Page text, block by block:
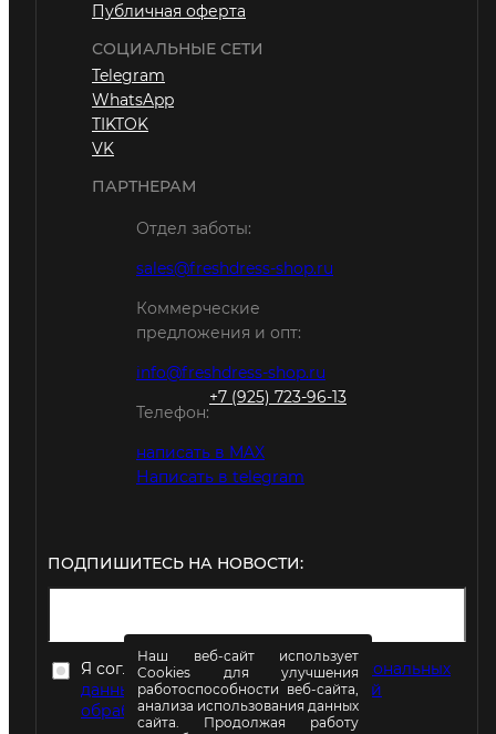
Публичная оферта
СОЦИАЛЬНЫЕ СЕТИ
Telegram
WhatsApp
TIKTOK
VK
ПАРТНЕРАМ
Отдел заботы:
sales@freshdress-shop.ru
Коммерческие
предложения и опт:
info@freshdress-shop.ru
Телефон:
+7 (925) 723-96-13
написать в MAX
Написать в telegram
ПОДПИШИТЕСЬ НА НОВОСТИ:
Я согласен на
обработку моих персональных
данныхв соответствии сПолитикой
обработки персональных данных
Наш веб-сайт использует
Cookies для улучшения
работоспособности веб-сайта,
анализа использования данных
сайта. Продолжая работу